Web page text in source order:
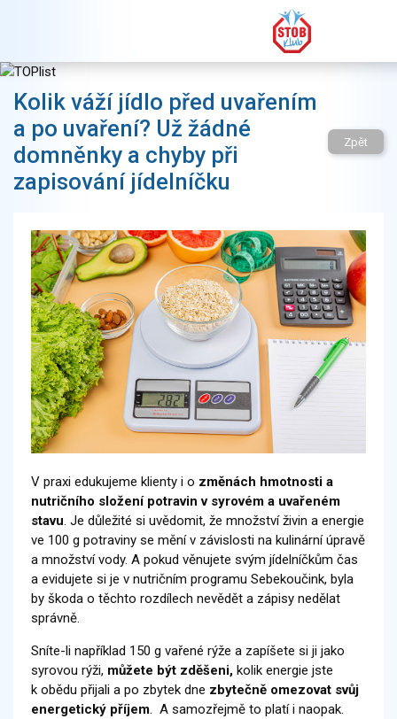
Kolik váží jídlo před uvařením
a po uvaření? Už žádné
domněnky a chyby při
zapisování jídelníčku
Zpět
V praxi edukujeme klienty i o změnách hmotnosti a
nutričního složení potravin v syrovém a uvařeném
stavu. Je důležité si uvědomit, že množství živin a energie
ve 100 g potraviny se mění v závislosti na kulinární úpravě
a množství vody. A pokud věnujete svým jídelníčkům čas
a evidujete si je v nutričním programu Sebekoučink, byla
by škoda o těchto rozdílech nevědět a zápisy nedělat
správně.
Sníte-li například 150 g vařené rýže a zapíšete si ji jako
syrovou rýži, můžete být zděšeni, kolik energie jste
k obědu přijali a po zbytek dne zbytečně omezovat svůj
energetický příjem. A samozřejmě to platí i naopak.